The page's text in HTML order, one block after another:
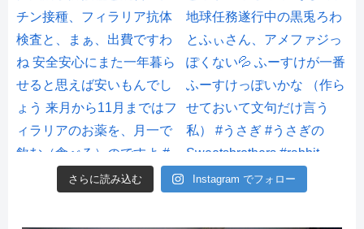
さらに読み込む Instagram でフォロー